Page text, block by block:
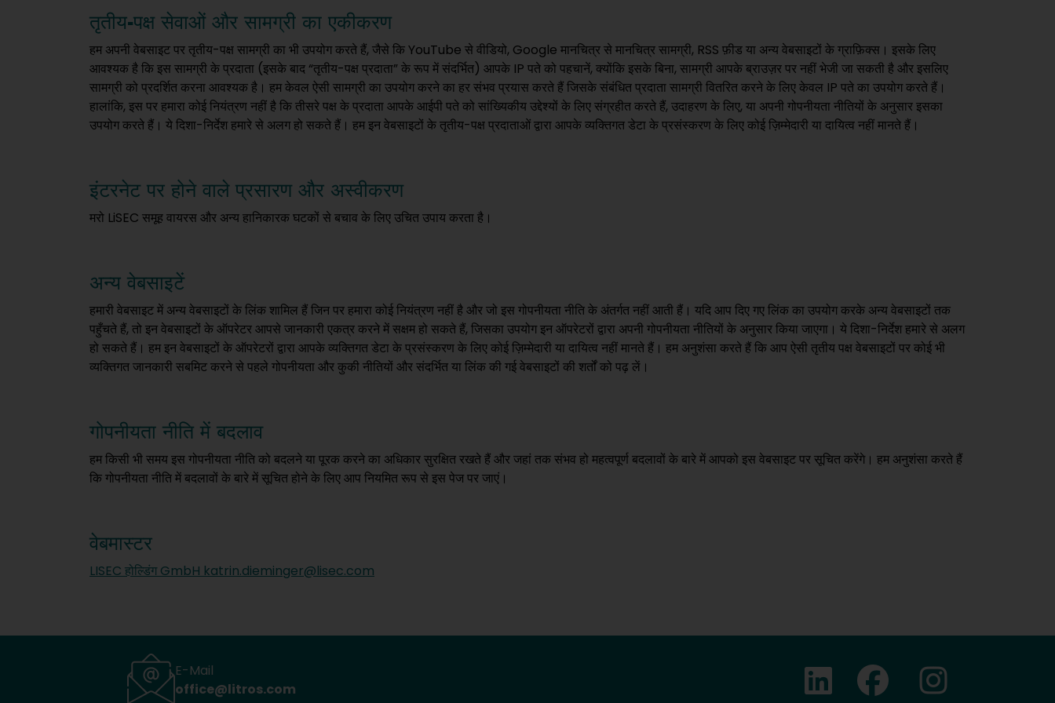
तृतीय-पक्ष सेवाओं और सामग्री का एकीकरण
हम अपनी वेबसाइट पर तृतीय-पक्ष सामग्री का भी उपयोग करते हैं, जैसे कि YouTube से वीडियो, Google मानचित्र से मानचित्र सामग्री, RSS फ़ीड या अन्य वेबसाइटों के ग्राफ़िक्स। इसके लिए
आवश्यक है कि इस सामग्री के प्रदाता (इसके बाद “तृतीय-पक्ष प्रदाता” के रूप में संदर्भित) आपके IP पते को पहचानें, क्योंकि इसके बिना, सामग्री आपके ब्राउज़र पर नहीं भेजी जा सकती है और इसलिए
सामग्री को प्रदर्शित करना आवश्यक है। हम केवल ऐसी सामग्री का उपयोग करने का हर संभव प्रयास करते हैं जिसके संबंधित प्रदाता सामग्री वितरित करने के लिए केवल IP पते का उपयोग करते हैं।
हालांकि, इस पर हमारा कोई नियंत्रण नहीं है कि तीसरे पक्ष के प्रदाता आपके आईपी पते को सांख्यिकीय उद्देश्यों के लिए संग्रहीत करते हैं, उदाहरण के लिए, या अपनी गोपनीयता नीतियों के अनुसार इसका
उपयोग करते हैं। ये दिशा-निर्देश हमारे से अलग हो सकते हैं। हम इन वेबसाइटों के तृतीय-पक्ष प्रदाताओं द्वारा आपके व्यक्तिगत डेटा के प्रसंस्करण के लिए कोई ज़िम्मेदारी या दायित्व नहीं मानते हैं।
इंटरनेट पर होने वाले प्रसारण और अस्वीकरण
मरो LiSEC समूह वायरस और अन्य हानिकारक घटकों से बचाव के लिए उचित उपाय करता है।
अन्य वेबसाइटें
हमारी वेबसाइट में अन्य वेबसाइटों के लिंक शामिल हैं जिन पर हमारा कोई नियंत्रण नहीं है और जो इस गोपनीयता नीति के अंतर्गत नहीं आती हैं। यदि आप दिए गए लिंक का उपयोग करके अन्य वेबसाइटों तक
पहुँचते हैं, तो इन वेबसाइटों के ऑपरेटर आपसे जानकारी एकत्र करने में सक्षम हो सकते हैं, जिसका उपयोग इन ऑपरेटरों द्वारा अपनी गोपनीयता नीतियों के अनुसार किया जाएगा। ये दिशा-निर्देश हमारे से अलग
हो सकते हैं। हम इन वेबसाइटों के ऑपरेटरों द्वारा आपके व्यक्तिगत डेटा के प्रसंस्करण के लिए कोई ज़िम्मेदारी या दायित्व नहीं मानते हैं। हम अनुशंसा करते हैं कि आप ऐसी तृतीय पक्ष वेबसाइटों पर कोई भी
व्यक्तिगत जानकारी सबमिट करने से पहले गोपनीयता और कुकी नीतियों और संदर्भित या लिंक की गई वेबसाइटों की शर्तों को पढ़ लें।
गोपनीयता नीति में बदलाव
हम किसी भी समय इस गोपनीयता नीति को बदलने या पूरक करने का अधिकार सुरक्षित रखते हैं और जहां तक संभव हो महत्वपूर्ण बदलावों के बारे में आपको इस वेबसाइट पर सूचित करेंगे। हम अनुशंसा करते हैं
कि गोपनीयता नीति में बदलावों के बारे में सूचित होने के लिए आप नियमित रूप से इस पेज पर जाएं।
वेबमास्टर
LISEC होल्डिंग GmbH katrin.dieminger@lisec.com
E-Mail
office@litros.com
लिंक्डिन फेसबुक